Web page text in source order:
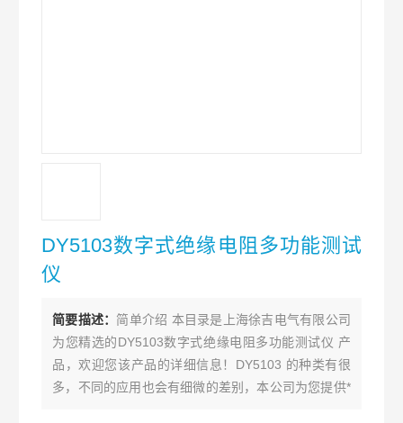
DY5103数字式绝缘电阻多功能测试
仪
简要描述： 简单介绍 本目录是上海徐吉电气有限公司
为您精选的DY5103数字式绝缘电阻多功能测试仪 产
品，欢迎您该产品的详细信息！DY5103 的种类有很
多，不同的应用也会有细微的差别，本公司为您提供*